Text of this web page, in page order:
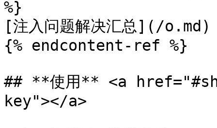
%}
[注入问题解决汇总](/o.md)
{% endcontent-ref %}
## **使用** <a
key"></a>